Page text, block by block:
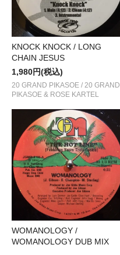
KNOCK KNOCK / LONG
CHAIN JESUS
1,980円(税込)
20 GRAND PIKASOE / 20 GRAND
PIKASOE & ROSE KARTEL
WOMANOLOGY /
WOMANOLOGY DUB MIX